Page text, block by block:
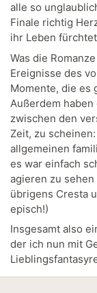
alle so
Finale richtig
ihr Leben
Was die
Ereignisse des
Momente, die es
Außerdem
zwischen den
Zeit, zu
allgemeinen
es war einfach
agieren zu
übrigens Cresta
episch!)
Insgesamt also
der ich nun mit